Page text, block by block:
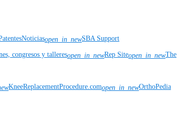
Noticiasopen_in_newSBA Support
congresos y talleresopen_in_newRep Siteopen_in_newThe
KneeReplacementProcedure.comopen_in_newOrthoPedia